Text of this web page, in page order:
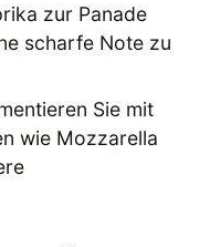
zur Panade
scharfe Note zu
Sie mit
wie Mozzarella